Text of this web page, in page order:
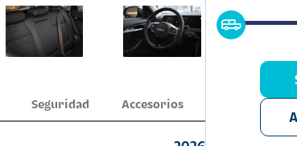
Seguridad Accesorios